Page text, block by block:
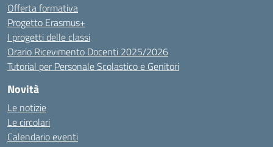
Offerta formativa
Progetto Erasmus+
I progetti delle classi
Orario Ricevimento Docenti 2025/2026
Tutorial per Personale Scolastico e Genitori
Novità
Le notizie
Le circolari
Calendario eventi